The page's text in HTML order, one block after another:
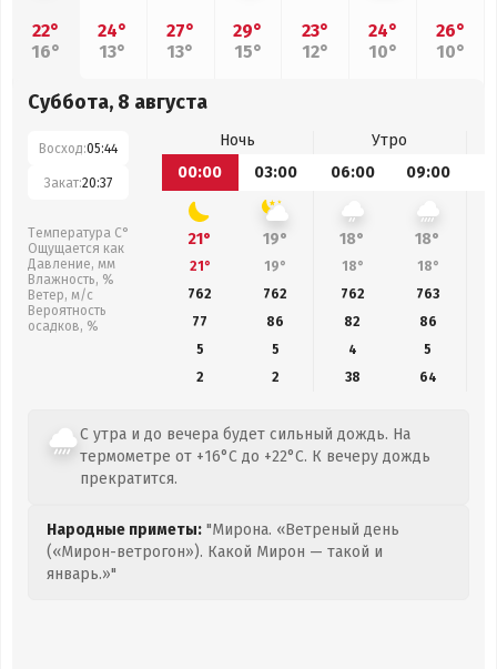
22°
16°
24°
13°
27°
13°
29°
15°
23°
12°
24°
10°
26°
10°
Суббота, 8 августа
Восход:05:44
Закат:20:37
Температура С°
Ощущается как
Давление, мм
Влажность, %
Ветер, м/с
Вероятность
осадков, %
Ночь
Утро
00:00
03:00 06:00 09:00
21° 19° 18° 18°
21° 19° 18° 18°
762
762 762 763
77
86 82 86
5
5 4
5
2
2 38 64
С утра и до вечера будет сильный дождь. На
термометре от +16°C до +22°C. К вечеру дождь
прекратится.
Народные приметы: "Мирона. «Ветреный день
(«Мирон-ветрогон»). Какой Мирон — такой и
январь.»"